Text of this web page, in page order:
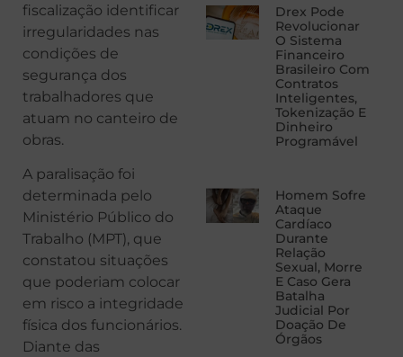
fiscalização identificar
irregularidades nas
condições de
segurança dos
trabalhadores que
atuam no canteiro de
obras.
A paralisação foi
determinada pelo
Ministério Público do
Trabalho (MPT), que
constatou situações
que poderiam colocar
em risco a integridade
física dos funcionários.
Diante das
Drex Pode
Revolucionar
O Sistema
Financeiro
Brasileiro Com
Contratos
Inteligentes,
Tokenização E
Dinheiro
Programável
Homem Sofre
Ataque
Cardíaco
Durante
Relação
Sexual, Morre
E Caso Gera
Batalha
Judicial Por
Doação De
Órgãos